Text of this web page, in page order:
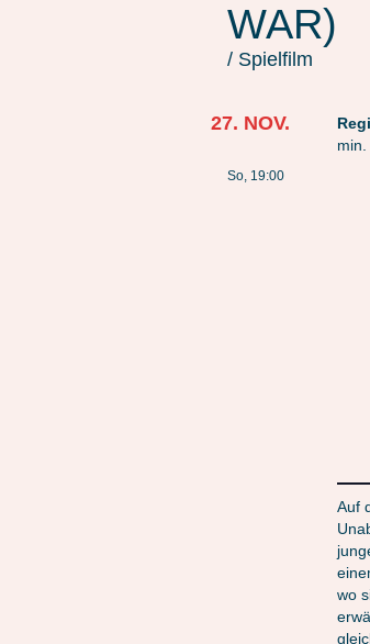
WAR)
/ Spielfilm
27. NOV.
So, 19:00
min.
Auf
wo